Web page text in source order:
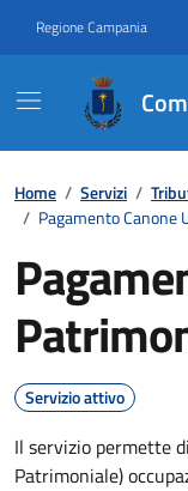
Regione Campania
Contenuti
Home / Servizi /
/ Pagamento Canone
Servizio attivo
Il servizio permette
Patrimoniale)